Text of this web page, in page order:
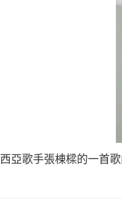
亞歌手張棟樑的一首